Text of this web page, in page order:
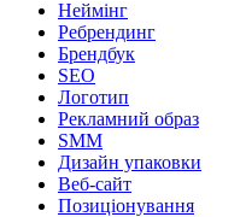
Неймінг
Ребрендинг
Брендбук
SEO
Логотип
Рекламний образ
SMM
Дизайн упаковки
Веб-сайт
Позиціонування